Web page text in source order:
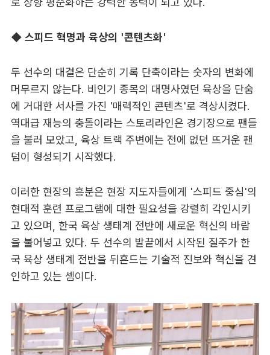
◆ 스피드 혁명과 육상의 '콘텐츠화'
두 선수의 대결은 단순히 기록 단축이라는 숫자의 변화에
머무르지 않는다. 비인기 종목의 대명사였던 육상을 단숨
에 거대한 서사를 가진 '매력적인 콘텐츠'로 격상시켰다.
역대급 재능의 충돌이라는 스토리라인은 경기장으로 팬들
을 불러 모았고, 육상 트랙 주변에는 전에 없던 뜨거운 팬
덤이 형성되기 시작했다.
이러한 현장의 흥분은 현장 지도자들에게 '스피드 중심'의
현대적 훈련 프로그램에 대한 필요성을 강렬히 각인시키
고 있으며, 한국 육상 생태계 전반에 새로운 혁신의 바람
을 불어넣고 있다. 두 선수의 발끝에서 시작된 질주가 한
국 육상 생태계 전반을 뒤흔드는 기술적 진보와 혁신을 견
인하고 있는 셈이다.